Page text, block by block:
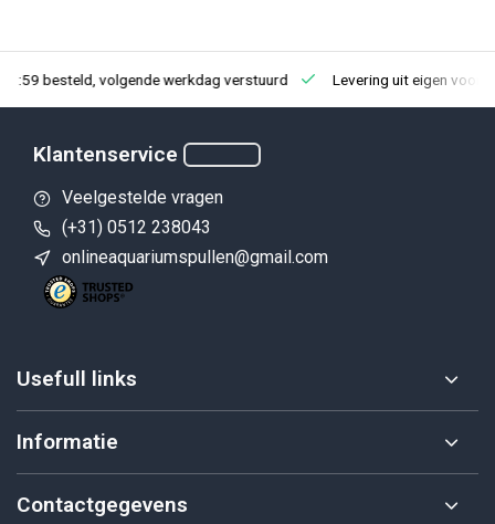
besteld, volgende werkdag verstuurd Levering uit eigen
Klantenservice
Veelgestelde vragen
(+31) 0512 238043
onlineaquariumspullen@gmail.com
Usefull links
Informatie
Contactgegevens